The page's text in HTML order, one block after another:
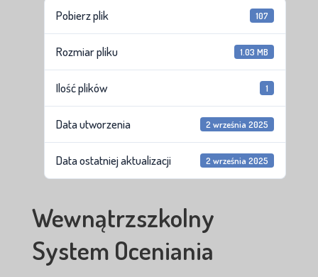
Pobierz plik 107
Rozmiar pliku 1.03 MB
Ilość plików 1
Data utworzenia 2 września 2025
Data ostatniej aktualizacji 2 września 2025
Wewnątrzszkolny
System Oceniania